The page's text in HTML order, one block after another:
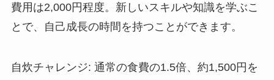
費用は2,000円程度。新しいスキルや知識を学ぶこ
とで、自己成長の時間を持つことができます。
自炊チャレンジ: 通常の食費の1.5倍、約1,500円を